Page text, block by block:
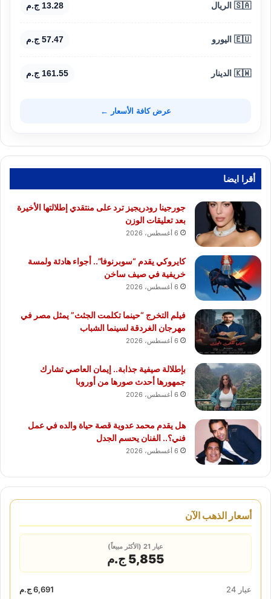
🇸🇦 الريال 13.28 ج.م
🇪🇺 اليورو 57.47 ج.م
🇰🇼 الدينار 161.55 ج.م
عرض كافة الأسعار ←
أقرا ايضا
جورجينا رودريجيز ترد على منتقدي إطلالتها الأخيرة
بعد تعليقات الوزن
6 أغسطس، 2026
كايروكي يقدم “سوبرنوفا”.. أجواء هادئة ولمسة
خريفية في صيف ساخن
6 أغسطس، 2026
فيلم التخرج “حينما تكلمت الجثث” يمثل مصر في
مهرجان الغردقة لسينما الشباب
6 أغسطس، 2026
بإطلالة صيفية جذابة.. إيمان العاصي تشارك
جمهورها أحدث صورها من أوروبا
6 أغسطس، 2026
هل يقدم محمد عدوية قصة حياة والده في عمل
فني؟.. الفنان يحسم الجدل
6 أغسطس، 2026
أسعار الذهب الآن
عيار 21 (الأكثر مبيعاً)
5,855 ج.م
عيار 24 6,691 ج.م